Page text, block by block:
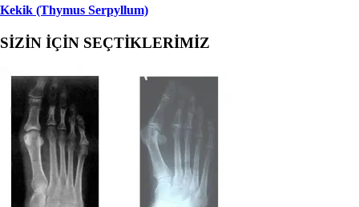
Kekik (Thymus Serpyllum)
SİZİN İÇİN SEÇTİKLERİMİZ